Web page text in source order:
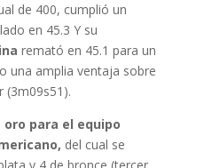
de 400, cumplió un
en 45.3 Y su
remató en 45.1 para un
una amplia ventaja sobre
(3m09s51).
para el equipo
del cual se